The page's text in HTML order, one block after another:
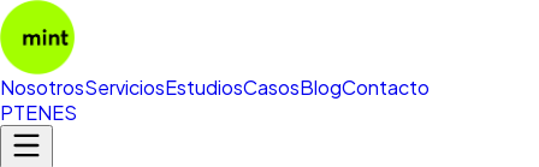
NosotrosServiciosEstudiosCasosBlogContacto
PTENES